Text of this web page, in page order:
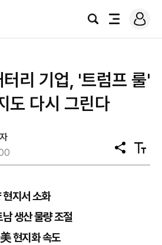
검
전
로
그
리 기업, '트럼프 룰'
도 다시 그린다
공
유
텍
스
현지서 소화
생산 물량 조절
현지화 속도